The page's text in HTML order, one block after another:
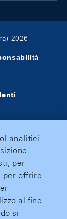
2026
analitici
per
per offrire
al fine
si